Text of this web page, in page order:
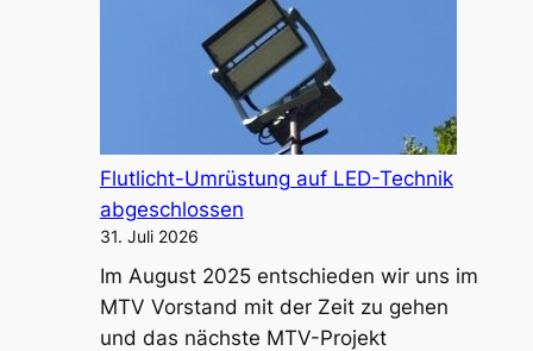
Flutlicht-Umrüstung auf LED-Technik
abgeschlossen
31. Juli 2026
Im August 2025 entschieden wir uns im
MTV Vorstand mit der Zeit zu gehen
und das nächste MTV-Projekt